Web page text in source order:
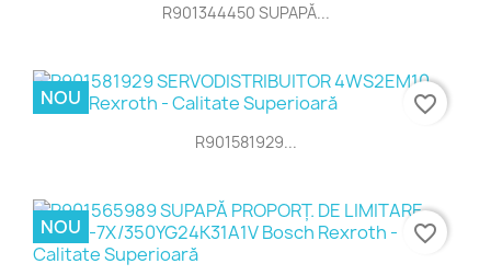
R901344450 SUPAPĂ...
R901581929...
NOU favorite_border
NOU favorite_border